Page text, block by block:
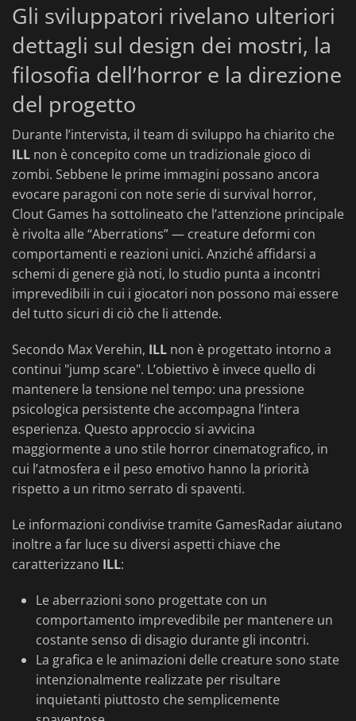
Gli sviluppatori rivelano ulteriori
dettagli sul design dei mostri, la
filosofia dell’horror e la direzione
del progetto
Durante l’intervista, il team di sviluppo ha chiarito che
ILL non è concepito come un tradizionale gioco di
zombi. Sebbene le prime immagini possano ancora
evocare paragoni con note serie di survival horror,
Clout Games ha sottolineato che l’attenzione principale
è rivolta alle “Aberrations” — creature deformi con
comportamenti e reazioni unici. Anziché affidarsi a
schemi di genere già noti, lo studio punta a incontri
imprevedibili in cui i giocatori non possono mai essere
del tutto sicuri di ciò che li attende.
Secondo Max Verehin, ILL non è progettato intorno a
continui "jump scare". L’obiettivo è invece quello di
mantenere la tensione nel tempo: una pressione
psicologica persistente che accompagna l’intera
esperienza. Questo approccio si avvicina
maggiormente a uno stile horror cinematografico, in
cui l’atmosfera e il peso emotivo hanno la priorità
rispetto a un ritmo serrato di spaventi.
Le informazioni condivise tramite GamesRadar aiutano
inoltre a far luce su diversi aspetti chiave che
caratterizzano ILL:
Le aberrazioni sono progettate con un
comportamento imprevedibile per mantenere un
costante senso di disagio durante gli incontri.
La grafica e le animazioni delle creature sono state
intenzionalmente realizzate per risultare
inquietanti piuttosto che semplicemente